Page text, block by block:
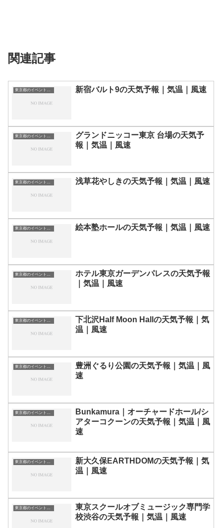
関連記事
東京都のイベント会場一覧 新宿バルト9の天気予報｜気温｜風速
東京都のイベント会場一覧
グランドニッコー東京 台場の天気予
報｜気温｜風速
東京都のイベント会場一覧 浅草花やしきの天気予報｜気温｜風速
東京都のイベント会場一覧 絵本塾ホールの天気予報｜気温｜風速
東京都のイベント会場一覧
ホテル東京ガーデンパレスの天気予報
｜気温｜風速
東京都のイベント会場一覧
下北沢Half Moon Hallの天気予報｜気
温｜風速
東京都のイベント会場一覧
豊洲ぐるり公園の天気予報｜気温｜風
速
Bunkamura｜オーチャードホール/シ
アターコクーンの天気予報｜気温｜風
速
東京都のイベント会場一覧
新大久保EARTHDOMの天気予報｜気
温｜風速
東京都のイベント会場一覧
東京スクールオブミュージック専門学
校渋谷の天気予報｜気温｜風速